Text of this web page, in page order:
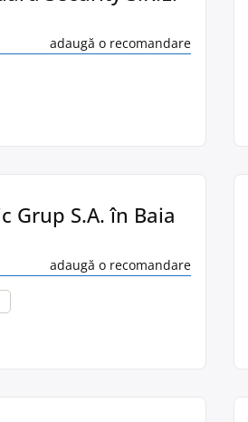
adaugă o recomandare
Grup S.A. în Baia
adaugă o recomandare